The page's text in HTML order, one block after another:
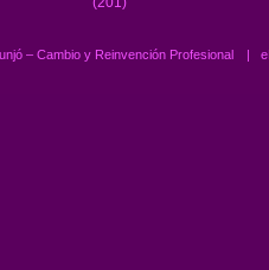
– Cambio y Reinvención Profesional |